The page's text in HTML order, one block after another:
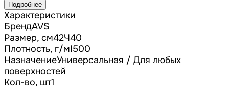
Подробнее
Характеристики
БрендAVS
Размер, см42Ч40
Плотность, г/мІ500
НазначениеУниверсальная / Для любых
поверхностей
Кол-во, шт1